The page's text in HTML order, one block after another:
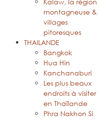
montagneuse &
villages
pitoresques
THAILANDE
Bangkok
Hua Hin
Kanchanaburi
Les plus beaux
endroits à visiter
en Thaïlande
Phra Nakhon Si